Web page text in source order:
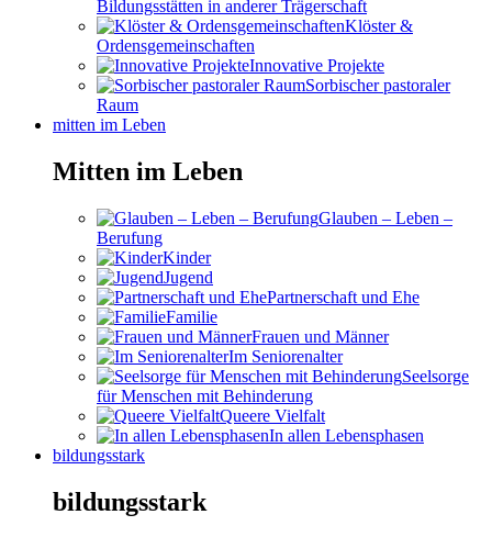
Bildungsstätten in anderer Trägerschaft
Klöster &
Ordensgemeinschaften
Innovative Projekte
Sorbischer pastoraler
Raum
mitten im Leben
Mitten im Leben
Glauben – Leben –
Berufung
Kinder
Jugend
Partnerschaft und Ehe
Familie
Frauen und Männer
Im Seniorenalter
Seelsorge
für Menschen mit Behinderung
Queere Vielfalt
In allen Lebensphasen
bildungsstark
bildungsstark